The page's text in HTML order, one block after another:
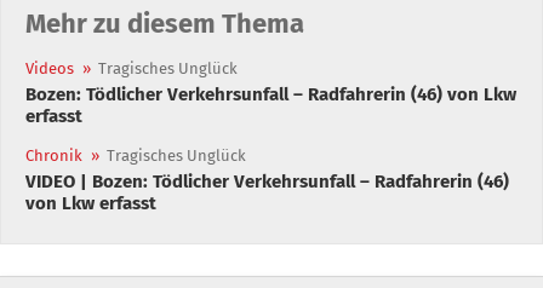
Mehr zu diesem Thema
Videos » Tragisches Unglück
Bozen: Tödlicher Verkehrsunfall – Radfahrerin (46) von Lkw
erfasst
Chronik » Tragisches Unglück
VIDEO | Bozen: Tödlicher Verkehrsunfall – Radfahrerin (46)
von Lkw erfasst